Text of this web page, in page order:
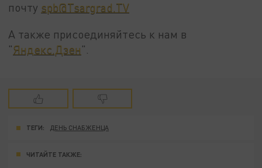
почту spb@Tsargrad.TV
А также присоединяйтесь к нам в
"Яндекс.Дзен".
ТЕГИ: ДЕНЬ СНАБЖЕНЦА
ЧИТАЙТЕ ТАКЖЕ: